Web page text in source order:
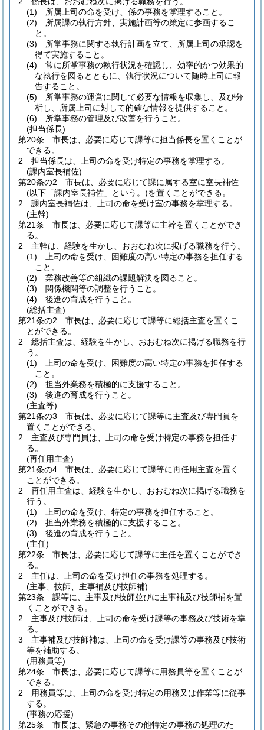
(1)
所属上司の命を受け、係の事務を掌理すること。
(2)
所属課の執行方針、実施計画等の策定に参画するこ
と。
(3)
所掌事務に関する執行計画を立て、所属上司の承認を
得て実施すること。
(4)
常に所掌事務の執行状況を確認し、効率的かつ効果的
な執行を図るとともに、執行状況について随時上司に報
告すること。
(5)
所掌事務の運営に関して必要な情報を収集し、及び分
析し、所属上司に対して的確な情報を提供すること。
(6)
所掌事務の管理及び改善を行うこと。
(担当係長)
第20条
市長は、必要に応じて課等に担当係長を置くことが
できる。
2
担当係長は、上司の命を受け特定の事務を掌理する。
(課内室長補佐)
第20条の2
市長は、必要に応じて課に属する室に室長補佐
(以下「課内室長補佐」という。)を置くことができる。
2
課内室長補佐は、上司の命を受け室の事務を掌理する。
(主幹)
第21条
市長は、必要に応じて課等に主幹を置くことができ
る。
2
主幹は、経験を生かし、おおむね次に掲げる職務を行う。
(1)
上司の命を受け、困難度の高い特定の事務を担任する
こと。
(2)
業務改善等の組織の課題解決を図ること。
(3)
関係機関等の調整を行うこと。
(4)
後進の育成を行うこと。
(総括主査)
第21条の2
市長は、必要に応じて課等に総括主査を置くこ
とができる。
2
総括主査は、経験を生かし、おおむね次に掲げる職務を行
う。
(1)
上司の命を受け、困難度の高い特定の事務を担任する
こと。
(2)
担当外業務を積極的に支援すること。
(3)
後進の育成を行うこと。
(主査等)
第21条の3
市長は、必要に応じて課等に主査及び専門員を
置くことができる。
2
主査及び専門員は、上司の命を受け特定の事務を担任す
る。
(再任用主査)
第21条の4
市長は、必要に応じて課等に再任用主査を置く
ことができる。
2
再任用主査は、経験を生かし、おおむね次に掲げる職務を
行う。
(1)
上司の命を受け、特定の事務を担任すること。
(2)
担当外業務を積極的に支援すること。
(3)
後進の育成を行うこと。
(主任)
第22条
市長は、必要に応じて課等に主任を置くことができ
る。
2
主任は、上司の命を受け担任の事務を処理する。
(主事、技師、主事補及び技師補)
第23条
課等に、主事及び技師並びに主事補及び技師補を置
くことができる。
2
主事及び技師は、上司の命を受け課等の事務及び技術を掌
る。
3
主事補及び技師補は、上司の命を受け課等の事務及び技術
等を補助する。
(用務員等)
第24条
市長は、必要に応じて課等に用務員等を置くことが
できる。
2
用務員等は、上司の命を受け特定の用務又は作業等に従事
する。
(事務の応援)
第25条
市長は、緊急の事務その他特定の事務の処理のた